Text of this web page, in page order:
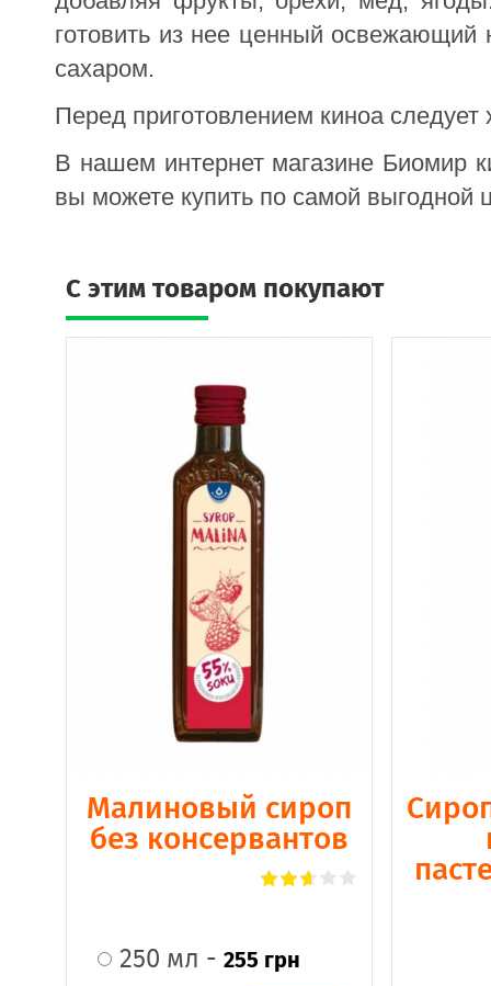
готовить из нее ценный освежающий
сахаром.
Перед приготовлением киноа
В нашем интернет магазине Биомир
вы можете купить по самой выгодной
C этим товаром покупают
Малиновый сироп
без консервантов
250 мл - 255 грн